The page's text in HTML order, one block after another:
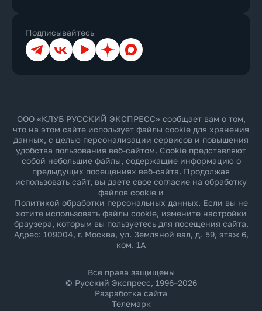
Подписывайтесь
ТелеграмВКонтакте
YouTubeДзен Max
ООО «КЛУБ РУССКИЙ ЭКСПРЕСС» сообщает вам о том,
что на этом сайте использует файлы cookie для хранения
данных, с целью персонализации сервисов и повышения
удобства пользования веб-сайтом. Cookie представляют
собой небольшие файлы, содержащие информацию о
предыдущих посещениях веб-сайта. Продолжая
использовать сайт, вы даете свое согласие на обработку
файлов cookie и
Политикой обработки персональных данных. Если вы не
хотите использовать файлы cookie, измените настройки
браузера, которым вы пользуетесь для посещения сайта.
Адрес: 109004, г. Москва, ул. Земляной вал, д. 59, этаж 6,
ком. 1А
Все права защищены
© Русский Экспресс, 1996–2026
Разработка сайта
Телемарк